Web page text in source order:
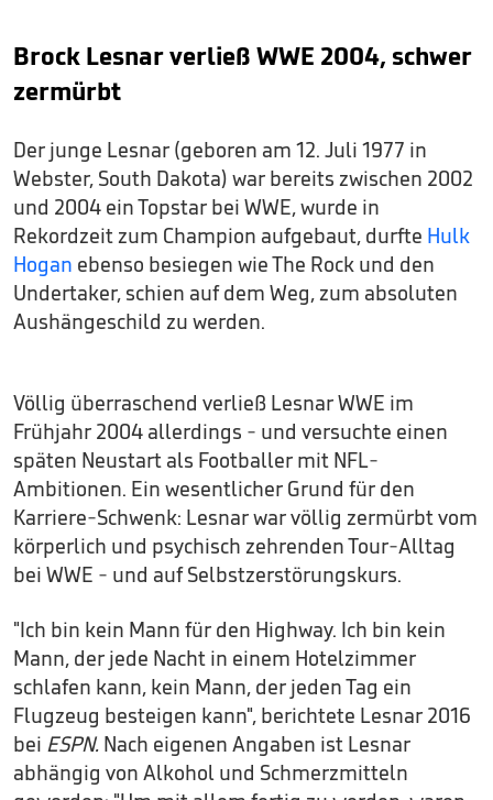
Brock Lesnar verließ WWE 2004, schwer
zermürbt
Der junge Lesnar (geboren am 12. Juli 1977 in
Webster, South Dakota) war bereits zwischen 2002
und 2004 ein Topstar bei WWE, wurde in
Rekordzeit zum Champion aufgebaut, durfte Hulk
Hogan ebenso besiegen wie The Rock und den
Undertaker, schien auf dem Weg, zum absoluten
Aushängeschild zu werden.
Völlig überraschend verließ Lesnar WWE im
Frühjahr 2004 allerdings - und versuchte einen
späten Neustart als Footballer mit NFL-
Ambitionen. Ein wesentlicher Grund für den
Karriere-Schwenk: Lesnar war völlig zermürbt vom
körperlich und psychisch zehrenden Tour-Alltag
bei WWE - und auf Selbstzerstörungskurs.
"Ich bin kein Mann für den Highway. Ich bin kein
Mann, der jede Nacht in einem Hotelzimmer
schlafen kann, kein Mann, der jeden Tag ein
Flugzeug besteigen kann", berichtete Lesnar 2016
bei ESPN. Nach eigenen Angaben ist Lesnar
abhängig von Alkohol und Schmerzmitteln